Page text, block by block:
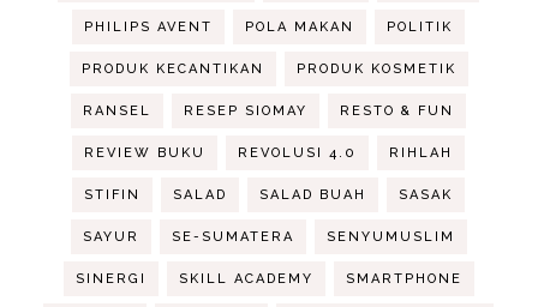
PHILIPS AVENT POLA MAKAN POLITIK
PRODUK KECANTIKAN PRODUK KOSMETIK
RANSEL RESEP SIOMAY RESTO & FUN
REVIEW BUKU REVOLUSI 4.0 RIHLAH
STIFIN SALAD SALAD BUAH SASAK
SAYUR SE-SUMATERA SENYUMUSLIM
SINERGI SKILL ACADEMY SMARTPHONE